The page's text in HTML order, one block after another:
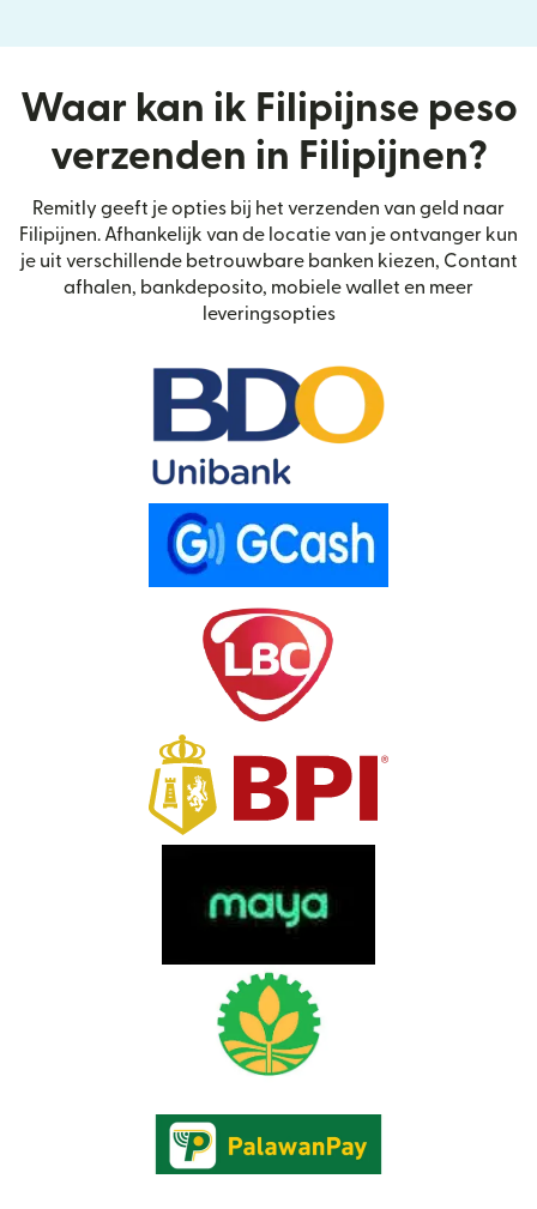
Waar kan ik Filipijnse peso
verzenden in Filipijnen?
Remitly geeft je opties bij het verzenden van geld naar
Filipijnen. Afhankelijk van de locatie van je ontvanger kun
je uit verschillende betrouwbare banken kiezen, Contant
afhalen, bankdeposito, mobiele wallet en meer
leveringsopties